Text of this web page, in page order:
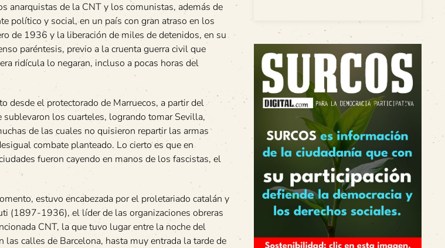
anarquistas de la CNT y los comunistas, además de
político y social, en un país con gran atraso en los
de 1936 y la liberación de miles de detenidos, en su
paréntesis, previo a la cruenta guerra civil que
ridícula lo negaran, incluso a pocas horas del
desde el protectorado de Marruecos, a partir del
los cuarteles, logrando tomar Sevilla,
de las cuales no quisieron repartir las armas
combate planteado. Lo cierto es que en
fueron cayendo en manos de los fascistas, el
estuvo encabezada por el proletariado catalán y
(1897-1936), el líder de las organizaciones obreras
CNT, la que tuvo lugar entre la noche del
calles de Barcelona, hasta muy entrada la tarde de